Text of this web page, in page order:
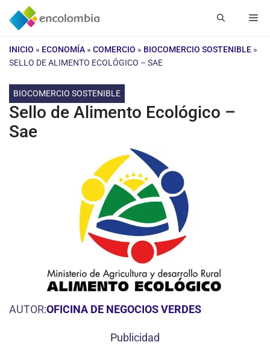
Saltar
INICIO » ECONOMÍA » COMERCIO » BIOCOMERCIO SOSTENIBLE »
SELLO DE ALIMENTO ECOLÓGICO – SAE
BIOCOMERCIO SOSTENIBLE
Sello de Alimento Ecológico –
Sae
AUTOR:OFICINA DE NEGOCIOS VERDES
Publicidad